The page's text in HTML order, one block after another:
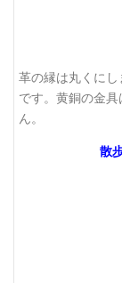
革の縁は丸くに
です。黄銅の金
ん。
散